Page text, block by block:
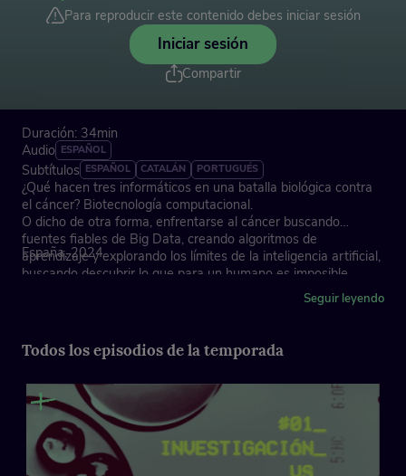
Para reproducir este contenido debes iniciar sesión
Iniciar sesión
Compartir
Duración: 34min
Audio ESPAÑOL
Subtítulos ESPAÑOL CATALÁN PORTUGUÉS
¿Qué hacen tres informáticos en una batalla biológica contra
el cáncer? Biotecnología computacional.
O dicho de otra forma, enfrentarse al cáncer buscando
fuentes fiables de Big Data, creando algoritmos de
aprendizaje y explorando los límites de la inteligencia artificial,
buscando descubrir lo que para un humano es imposible.
Una nueva era en la lucha contra el cáncer que viene de la
Con la participación especial de:
Computacional del VHIO
José Antonio Seoane - Jefe del Grupo de Biología
Computacional del Cáncer del VHIO
María José Fariña - Investigadora del Grupo de Biología
Computacional del Cáncer del VHIO y paciente.
España, 2024
Seguir leyendo
Todos los episodios de la temporada